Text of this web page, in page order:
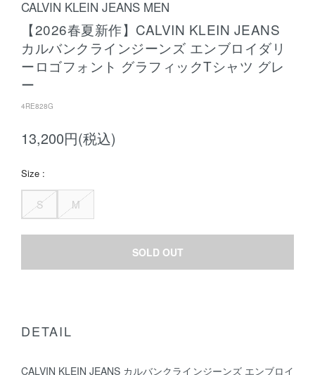
CALVIN KLEIN JEANS MEN
【2026春夏新作】CALVIN KLEIN JEANS
カルバンクラインジーンズ エンブロイダリ
ーロゴフォント グラフィックTシャツ グレ
ー
4RE828G
13,200円(税込)
Size :
S M
SOLD OUT
DETAIL
CALVIN KLEIN JEANS カルバンクラインジーンズ エンブロイ